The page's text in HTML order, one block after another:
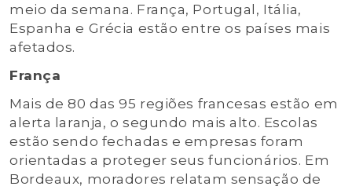
meio da semana. França, Portugal, Itália,
Espanha e Grécia estão entre os países mais
afetados.
França
Mais de 80 das 95 regiões francesas estão em
alerta laranja, o segundo mais alto. Escolas
estão sendo fechadas e empresas foram
orientadas a proteger seus funcionários. Em
Bordeaux, moradores relatam sensação de